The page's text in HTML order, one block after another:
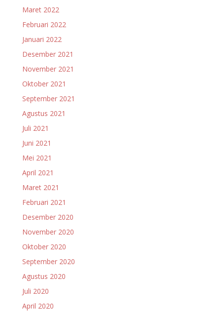
Maret 2022
Februari 2022
Januari 2022
Desember 2021
November 2021
Oktober 2021
September 2021
Agustus 2021
Juli 2021
Juni 2021
Mei 2021
April 2021
Maret 2021
Februari 2021
Desember 2020
November 2020
Oktober 2020
September 2020
Agustus 2020
Juli 2020
April 2020